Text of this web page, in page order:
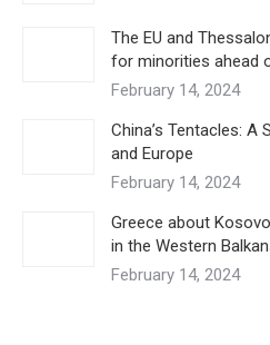
The EU and
for minorities ahead
February 14, 2024
China’s Tentacles: A
and Europe
February 14, 2024
Greece about
in the Western
February 14, 2024